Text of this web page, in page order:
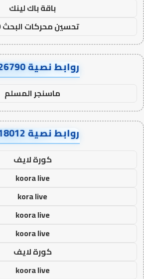
باقة باك لينك
تحسين محركات البحث SEO
روابط نصية AA26790
ماسنجر المسلم
روابط نصية AA18012
كورة لايف
koora live
kora live
koora live
koora live
كورة لايف
koora live